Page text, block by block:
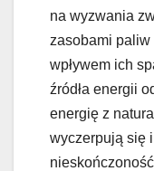
na wyzwania
zasobami paliw
wpływem ich
źródła energii
energię z
wyczerpują się